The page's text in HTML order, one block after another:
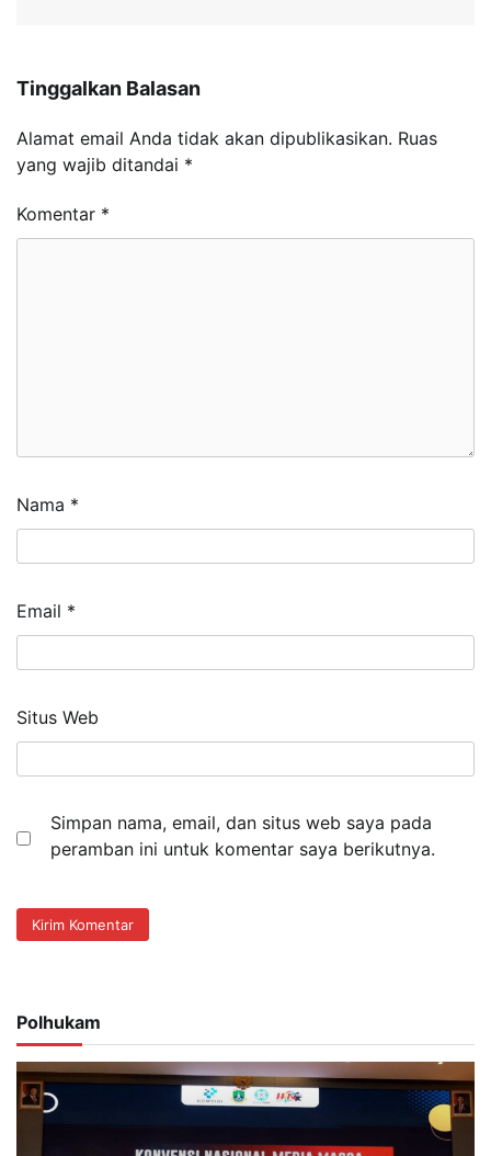
Tinggalkan Balasan
Alamat email Anda tidak akan dipublikasikan. Ruas
yang wajib ditandai *
Komentar *
Nama *
Email *
Situs Web
Simpan nama, email, dan situs web saya pada
peramban ini untuk komentar saya berikutnya.
Polhukam